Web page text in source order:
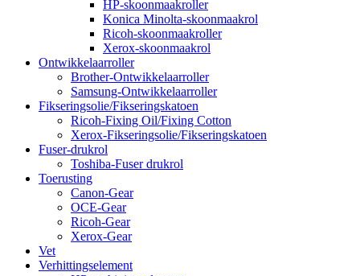
HP-skoonmaakroller
Konica Minolta-skoonmaakrol
Ricoh-skoonmaakroller
Xerox-skoonmaakrol
Ontwikkelaarroller
Brother-Ontwikkelaarroller
Samsung-Ontwikkelaarroller
Fikseringsolie/Fikseringskatoen
Ricoh-Fixing Oil/Fixing Cotton
Xerox-Fikseringsolie/Fikseringskatoen
Fuser-drukrol
Toshiba-Fuser drukrol
Toerusting
Canon-Gear
OCE-Gear
Ricoh-Gear
Xerox-Gear
Vet
Verhittingselement